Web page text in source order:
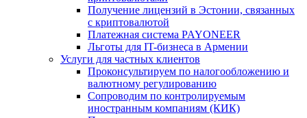
Получение лицензий в Эстонии, связанных
с криптовалютой
Платежная система PAYONEER
Льготы для IT-бизнеса в Армении
Услуги для частных клиентов
Проконсультируем по налогообложению и
валютному регулированию
Сопроводим по контролируемым
иностранным компаниям (КИК)